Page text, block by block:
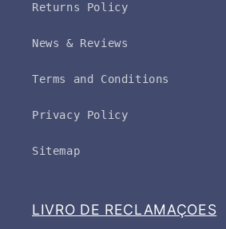
Returns Policy
News & Reviews
Terms and Conditions
Privacy Policy
Sitemap
LIVRO DE RECLAMAÇOES